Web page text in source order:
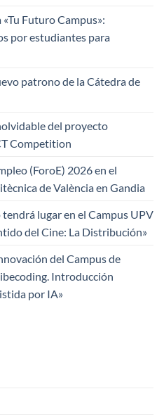
Futuro Campus»:
por estudiantes para
patrono de la Cátedra de
del proyecto
Competition
(ForoE) 2026 en el
de València en Gandia
lugar en el Campus UPV
del Cine: La Distribución»
del Campus de
Introducción
por IA»